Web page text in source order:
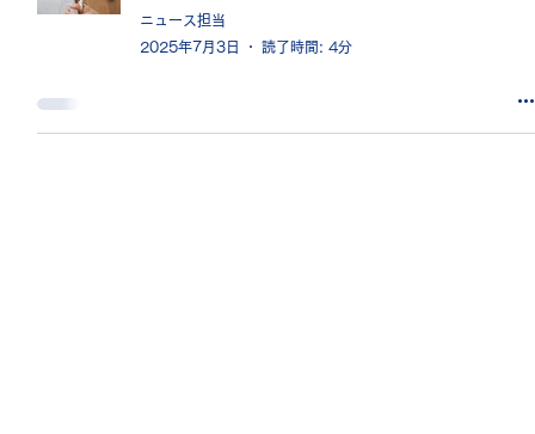
ニュース担当
2025年7月3日
読了時間: 4分